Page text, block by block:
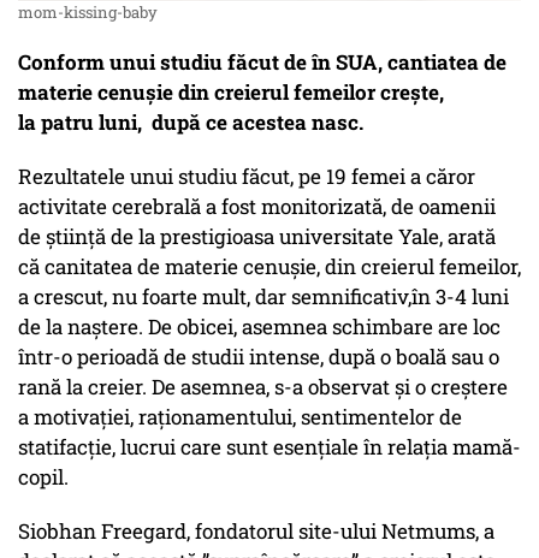
mom-kissing-baby
Conform unui studiu făcut de în SUA, cantiatea de
materie cenușie din creierul femeilor crește,
la patru luni, după ce acestea nasc.
Rezultatele unui studiu făcut, pe 19 femei a căror
activitate cerebrală a fost monitorizată, de oamenii
de știință de la prestigioasa universitate Yale, arată
că canitatea de materie cenușie, din creierul femeilor,
a crescut, nu foarte mult, dar semnificativ,în 3-4 luni
de la naștere. De obicei, asemnea schimbare are loc
într-o perioadă de studii intense, după o boală sau o
rană la creier. De asemnea, s-a observat și o creștere
a motivației, raționamentului, sentimentelor de
statifacție, lucrui care sunt esențiale în relația mamă-
copil.
Siobhan Freegard, fondatorul site-ului Netmums, a